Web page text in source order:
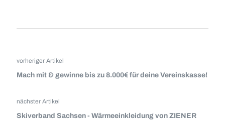
vorheriger Artikel
Mach mit & gewinne bis zu 8.000€ für deine Vereinskasse!
nächster Artikel
Skiverband Sachsen - Wärmeeinkleidung von ZIENER